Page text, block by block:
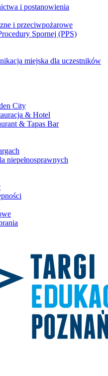
i postanowienia
i przeciwpożarowe
Spornej (PPS)
miejska dla uczestników
City
& Hotel
& Tapas Bar
niepełnosprawnych